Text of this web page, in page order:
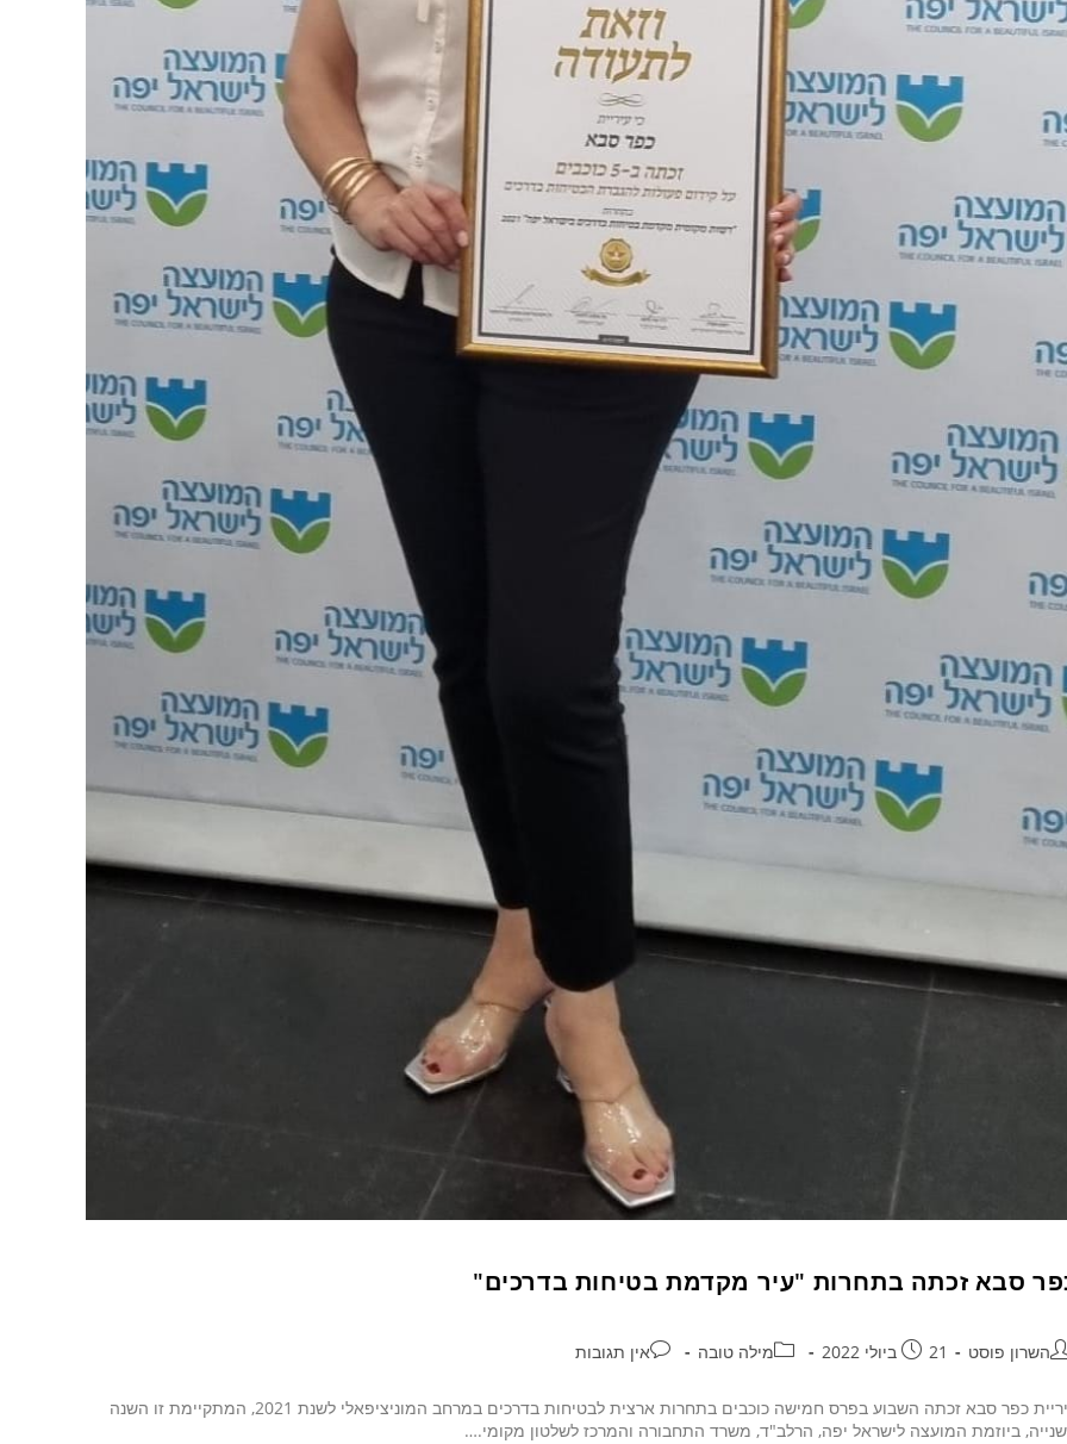
סבא זכתה בתחרות "עיר מקדמת בטיחות בדרכים"
השרון פוסט 21 ביולי 2022 מילה טובה אין תגובות
עיריית כפר סבא זכתה השבוע בפרס חמישה כוכבים בתחרות ארצית לבטיחות בדרכים במרחב המוניציפאלי לשנת 2021, המתקיימת זו השנה
ביוזמת המועצה לישראל יפה, הרלב"ד, משרד התחבורה והמרכז לשלטון מקומי.…